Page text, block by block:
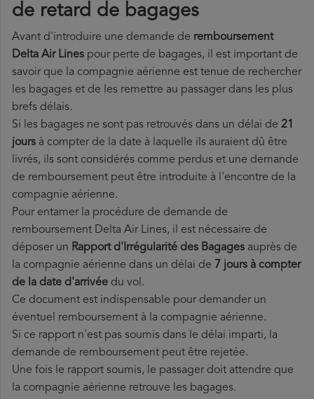
de retard de bagages
Avant d'introduire une demande de remboursement
Delta Air Lines pour perte de bagages, il est important de
savoir que la compagnie aérienne est tenue de rechercher
les bagages et de les remettre au passager dans les plus
brefs délais.
Si les bagages ne sont pas retrouvés dans un délai de 21
jours à compter de la date à laquelle ils auraient dû être
livrés, ils sont considérés comme perdus et une demande
de remboursement peut être introduite à l'encontre de la
compagnie aérienne.
Pour entamer la procédure de demande de
remboursement Delta Air Lines, il est nécessaire de
déposer un Rapport d'Irrégularité des Bagages auprès de
la compagnie aérienne dans un délai de 7 jours à compter
de la date d'arrivée du vol.
Ce document est indispensable pour demander un
éventuel remboursement à la compagnie aérienne.
Si ce rapport n'est pas soumis dans le délai imparti, la
demande de remboursement peut être rejetée.
Une fois le rapport soumis, le passager doit attendre que
la compagnie aérienne retrouve les bagages.